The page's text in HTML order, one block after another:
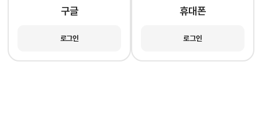
구글
로그인
휴대폰
로그인